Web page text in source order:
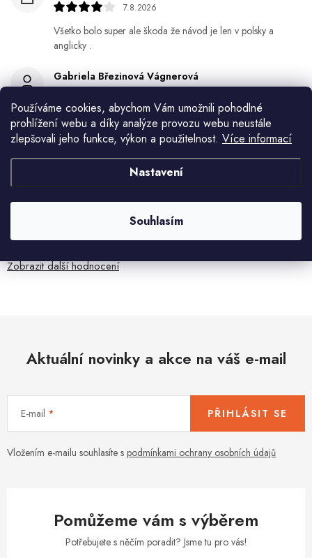
Používáme cookies, abychom Vám umožnili pohodlné
prohlížení webu a díky analýze provozu webu neustále
zlepšovali jeho funkce, výkon a použitelnost. Více informací
Nastavení
Souhlasím
7.8.2026
Všetko bolo super ale škoda že návod je len v polsky a
anglicky .
Gabriela Březinová Vágnerová
Velmi rychlé odeslání. Spokojenost
HELENA MINAŘÍKOVÁ
5.8.2026
Ivana Mimrackova
4.8.2026
Zobrazit další hodnocení
Aktuální novinky a akce na váš e-mail
E-mail
Vložením e-mailu souhlasíte s podmínkami ochrany osobních údajů
PŘIHLÁSIT SE
Pomůžeme vám s výběrem
Potřebujete s něčím poradit? Jsme tu pro vás!